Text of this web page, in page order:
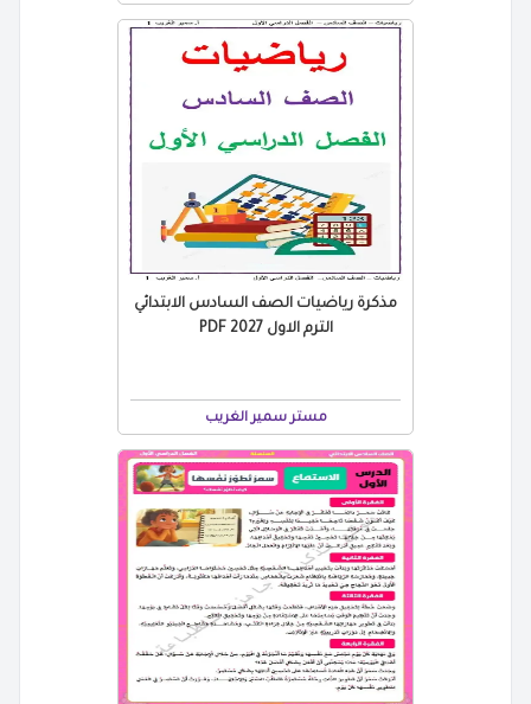
مذكرة رياضيات الصف السادس الابتدائي
الترم الاول 2027 PDF
مستر سمير الغريب